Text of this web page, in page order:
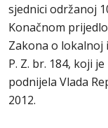
sjednici održanoj
Konačnom
Zakona o
P. Z. br. 184, koji
podnijela Vlada
2012.